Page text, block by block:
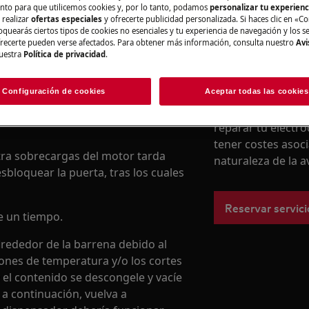
que fabrique hielo
debería funcionar de
o bloqueada durante más de
sobrecargas del motor tarda
la puerta, tras los cuales
un tiempo.
de la barrena debido al
de temperatura y/o los cortes
contenido se descongele y vacíe
continuación, vuelva a
Registra
Si no encuentras
registrar online
reparar tu
tener costes
naturaleza de la
Reservar
para que utilicemos cookies y, por lo tanto, podamos personalizar tu
realizar ofertas especiales y ofrecerte publicidad personalizada. Si haces clic en
ciertos tipos de cookies no esenciales y tu experiencia de navegación y los
pueden verse afectados. Para obtener más información, consulta nuestro
Política de privacidad .
Configuración de cookies Aceptar todas las cookies